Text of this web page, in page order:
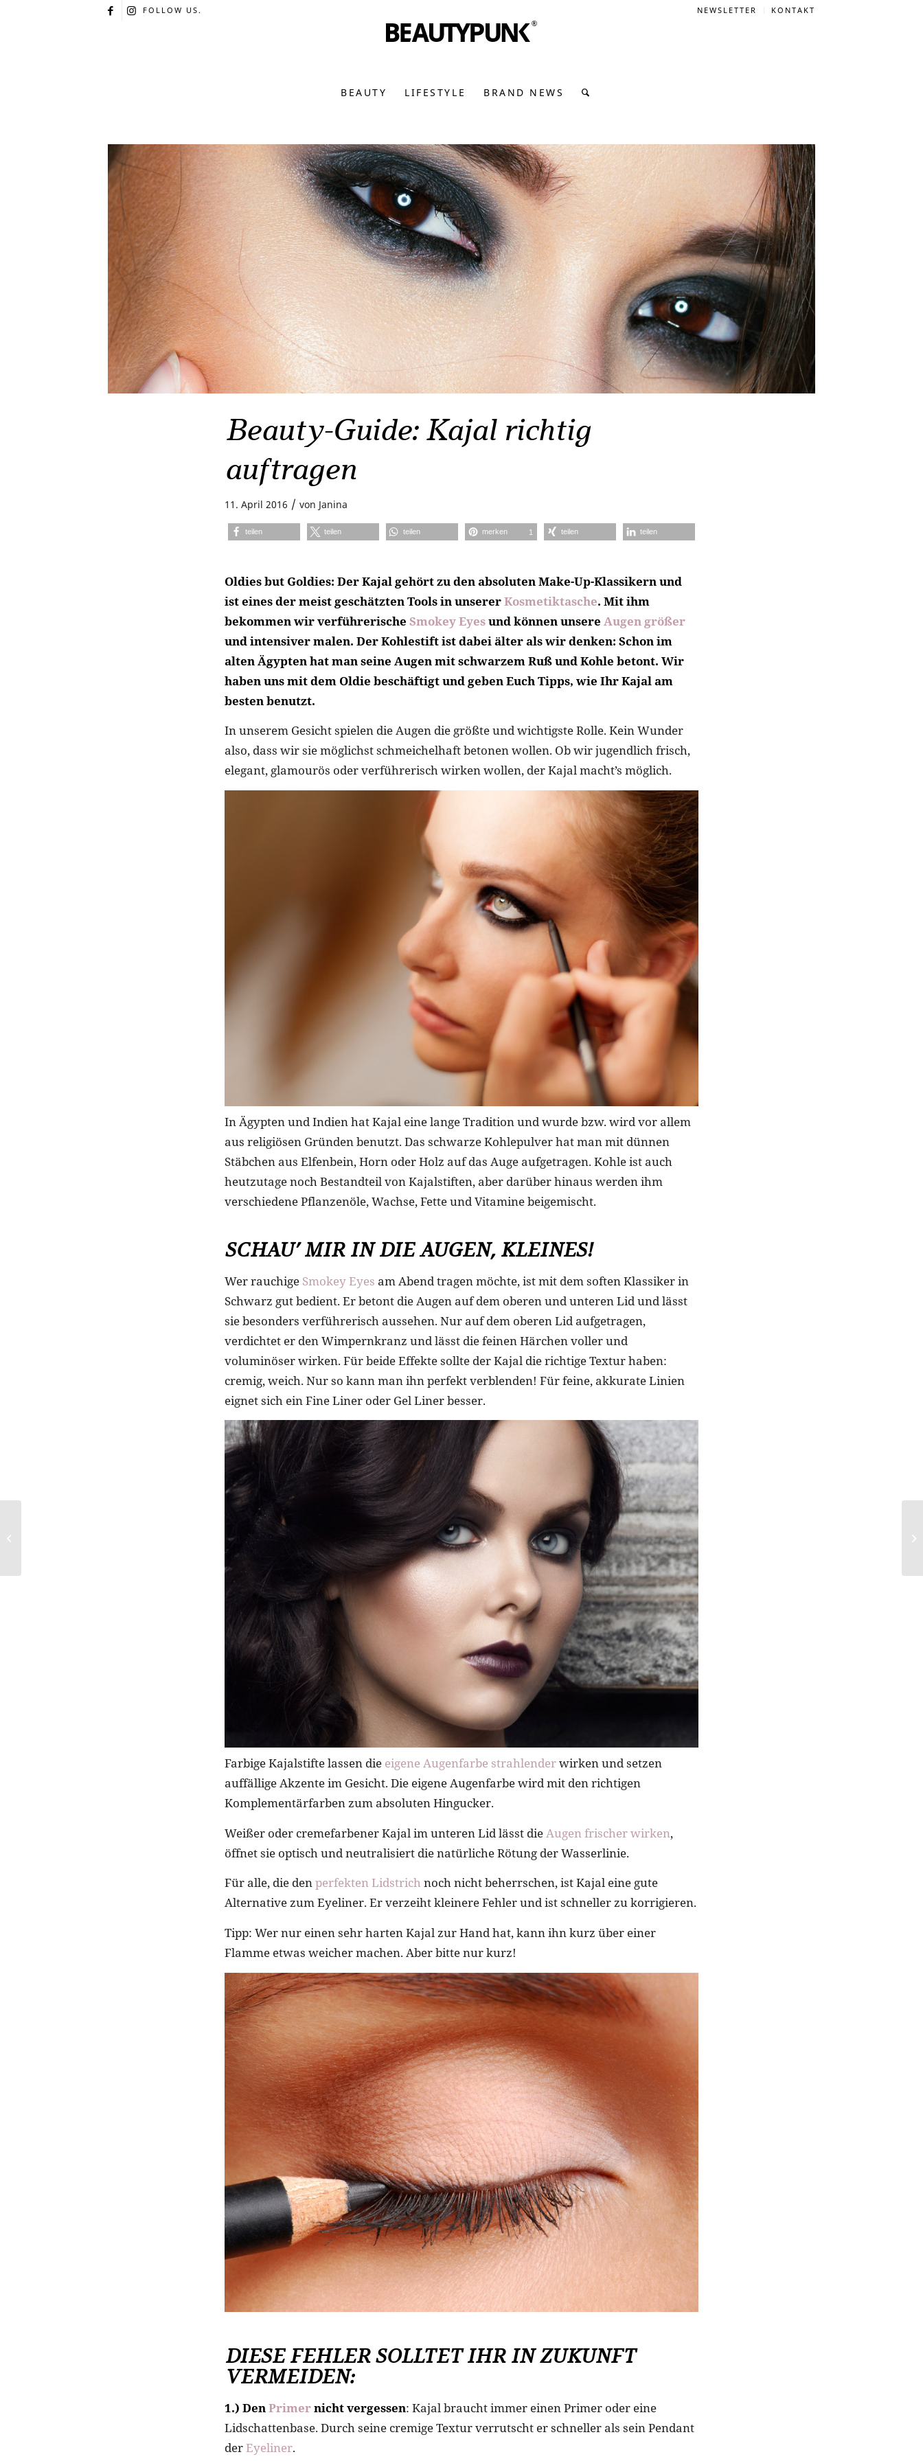
NEWSLETTER KONTAKT
FOLLOW US.
BEAUTY LIFESTYLE BRAND NEWS
Beauty-Guide: Kajal richtig
auftragen
11. April 2016 / von Janina
teilen teilen teilen merken 1 teilen teilen
Oldies but Goldies: Der Kajal gehört zu den absoluten Make-Up-Klassikern und
ist eines der meist geschätzten Tools in unsererKosmetiktasche. Mit ihm
bekommen wir verführerische Smokey Eyesund können unsere Augen größer
und intensiver malen. Der Kohlestift ist dabei älter als wir denken: Schon im
alten Ägypten hat man seine Augen mit schwarzem Ruß und Kohle betont. Wir
haben uns mit dem Oldie beschäftigt und geben Euch Tipps, wie Ihr Kajal am
besten benutzt.
In unserem Gesicht spielen die Augen die größte und wichtigste Rolle. Kein Wunder
also, dass wir sie möglichst schmeichelhaft betonen wollen. Ob wir jugendlich frisch,
elegant, glamourös oder verführerisch wirken wollen, der Kajal macht’s möglich.
In Ägypten und Indien hat Kajal eine lange Tradition und wurde bzw. wird vor allem
aus religiösen Gründen benutzt. Das schwarze Kohlepulver hat man mit dünnen
Stäbchen aus Elfenbein, Horn oder Holz auf das Auge aufgetragen. Kohle ist auch
heutzutage noch Bestandteil von Kajalstiften, aber darüber hinaus werden ihm
verschiedene Pflanzenöle, Wachse, Fette und Vitamine beigemischt.
SCHAU’ MIR IN DIE AUGEN, KLEINES!
Wer rauchige Smokey Eyes am Abend tragen möchte, ist mit dem soften Klassiker in
Schwarz gut bedient. Er betont die Augen auf dem oberen und unteren Lid und lässt
sie besonders verführerisch aussehen. Nur auf dem oberen Lid aufgetragen,
verdichtet er den Wimpernkranz und lässt die feinen Härchen voller und
voluminöser wirken. Für beide Effekte sollte der Kajal die richtige Textur haben:
cremig, weich. Nur so kann man ihn perfekt verblenden! Für feine, akkurate Linien
eignet sich ein Fine Liner oder Gel Liner besser.
Farbige Kajalstifte lassen die eigene Augenfarbe strahlenderwirken und setzen
auffällige Akzente im Gesicht. Die eigene Augenfarbe wird mit den richtigen
Komplementärfarben zum absoluten Hingucker.
Weißer oder cremefarbener Kajal im unteren Lid lässt die Augen frischer wirken,
öffnet sie optisch und neutralisiert die natürliche Rötung der Wasserlinie.
Für alle, die denperfekten Lidstrich noch nicht beherrschen, ist Kajal eine gute
Alternative zum Eyeliner. Er verzeiht kleinere Fehler und ist schneller zu korrigieren.
Tipp: Wer nur einen sehr harten Kajal zur Hand hat, kann ihn kurz über einer
Flamme etwas weicher machen. Aber bitte nur kurz!
DIESE FEHLER SOLLTET IHR IN ZUKUNFT
VERMEIDEN:
1.) DenPrimernicht vergessen: Kajal braucht immer einen Primer oder eine
Lidschattenbase. Durch seine cremige Textur verrutscht er schneller als sein Pendant
derEyeliner.